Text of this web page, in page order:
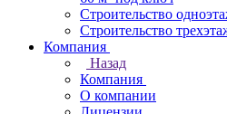
Строительство
Строительство
Компания
Назад
Компания
О компании